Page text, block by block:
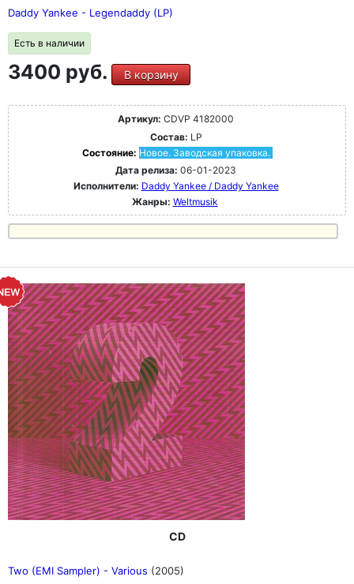
Daddy Yankee - Legendaddy (LP)
Есть в наличии
3400 руб. В корзину
Артикул: CDVP 4182000
Состав: LP
Состояние: Новое. Заводская упаковка.
Дата релиза: 06-01-2023
Исполнители: Daddy Yankee / Daddy Yankee
Жанры: Weltmusik
CD
Two (EMI Sampler) - Various (2005)